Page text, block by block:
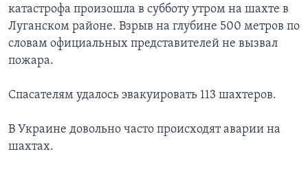
ДЕТАЛИ
НЬЮ-ЙОРК NEW YORK
АМЕРИКА. БОЛЬШОЕ ПУТЕШЕСТВИЕ
АМЕРИКАНСКИЕ ГОРОДКИ
УЧИМ АНГЛИЙСКИЙ
ВИДЕО
ПОДПИСКА НА НОВОСТИ
Learning English
СОЦИАЛЬНЫЕ СЕТИ
катастрофа произошла в субботу утром на шахте в
Луганском районе. Взрыв на глубине 500 метров по
словам официальных представителей не вызвал
пожара.
Спасателям удалось эвакуировать 113 шахтеров.
В Украине довольно часто происходят аварии на
шахтах.